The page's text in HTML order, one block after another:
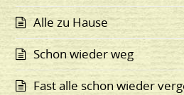
Alle zu Hause
Schon wieder weg
Fast alle schon wieder